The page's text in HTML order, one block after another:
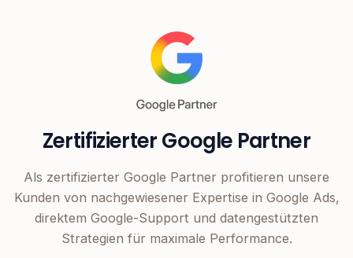
Zertifizierter Google Partner
Als zertifizierter Google Partner profitieren unsere
Kunden von nachgewiesener Expertise in Google Ads,
direktem Google-Support und datengestützten
Strategien für maximale Performance.